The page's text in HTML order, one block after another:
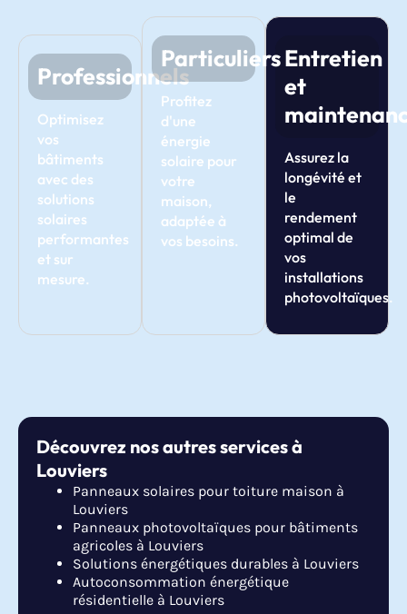
Professionnels
Optimisez
vos
bâtiments
avec des
solutions
solaires
performantes
et sur
mesure.
Particuliers
Profitez
d'une
énergie
solaire pour
votre
maison,
adaptée à
vos besoins.
Entretien
et
Assurez la
longévité et
le
rendement
optimal de
vos
installations
photovoltaïques.
Découvrez nos autres services à
Louviers
Panneaux solaires pour toiture maison à
Louviers
Panneaux photovoltaïques pour bâtiments
agricoles à Louviers
Solutions énergétiques durables à Louviers
Autoconsommation énergétique
résidentielle à Louviers